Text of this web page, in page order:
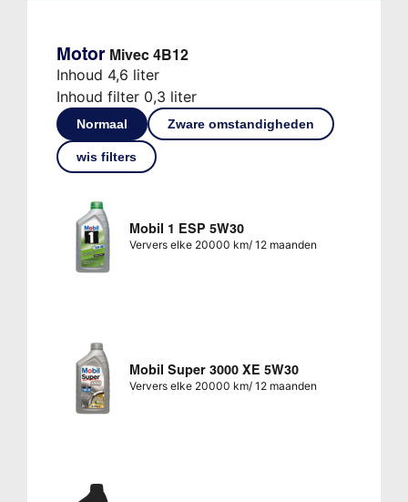
Motor Mivec 4B12
Inhoud 4,6 liter
Inhoud filter 0,3 liter
Normaal Zware omstandigheden
wis filters
Mobil 1 ESP 5W30
Ververs elke 20000 km/ 12 maanden
Mobil Super 3000 XE 5W30
Ververs elke 20000 km/ 12 maanden